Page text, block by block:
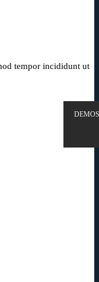
tempor incididunt ut
DEMOS